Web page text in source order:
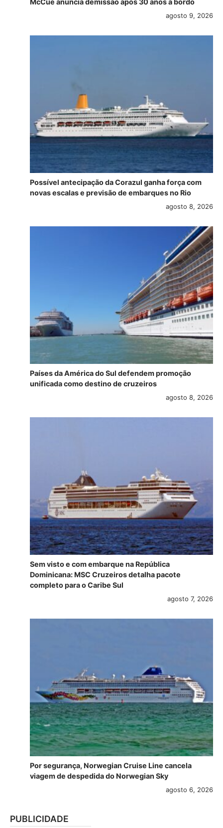
agosto 9, 2026
Possível antecipação da Corazul ganha força com
novas escalas e previsão de embarques no Rio
agosto 8, 2026
Países da América do Sul defendem promoção
unificada como destino de cruzeiros
agosto 8, 2026
Sem visto e com embarque na República
Dominicana: MSC Cruzeiros detalha pacote
completo para o Caribe Sul
agosto 7, 2026
Por segurança, Norwegian Cruise Line cancela
viagem de despedida do Norwegian Sky
agosto 6, 2026
PUBLICIDADE